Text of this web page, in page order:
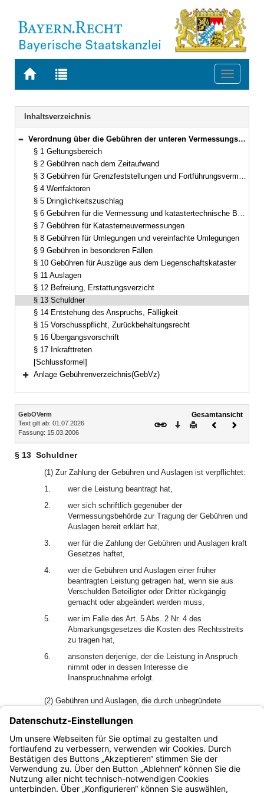
Zur
BAYERN.RECHT
Zur
letzten
Suche
Toggle
Navigation
Inhaltsverzeichnis
Bereich reduzieren
Verordnung über die Gebühren der unteren Vermessungsbehörden (GebOVerm) Vom 15. März 2006 (GVBl. S. 160) BayRS 2013-2-9-F (§§ 1–17)
§ 1 Geltungsbereich
§ 2 Gebühren nach dem Zeitaufwand
§ 3 Gebühren für Grenzfeststellungen und Fortführungsvermessungen (ohne Gebäudeveränderungen)
§ 4 Wertfaktoren
§ 5 Dringlichkeitszuschlag
§ 6 Gebühren für die Vermessung und katastertechnische Behandlung von Gebäudeveränderungen
§ 7 Gebühren für Katasterneuvermessungen
§ 8 Gebühren für Umlegungen und vereinfachte Umlegungen
§ 9 Gebühren in besonderen Fällen
§ 10 Gebühren für Auszüge aus dem Liegenschaftskataster
§ 11 Auslagen
§ 12 Befreiung, Erstattungsverzicht
§ 13 Schuldner
§ 14 Entstehung des Anspruchs, Fälligkeit
§ 15 Vorschusspflicht, Zurückbehaltungsrecht
§ 16 Übergangsvorschrift
§ 17 Inkrafttreten
[Schlussformel]
Anlage Gebührenverzeichnis(GebVz)
Inhalt
GebOVerm
Text gilt ab: 01.07.2026
Fassung: 15.03.2006
Gesamtansicht
Download
DruckenVorheriges
§ 13 Schuldner
(1) Zur Zahlung der Gebühren und Auslagen ist verpflichtet:
1.
wer die Leistung beantragt hat,
2.
wer sich schriftlich gegenüber der
Vermessungsbehörde zur Tragung der Gebühren und
Auslagen bereit erklärt hat,
3.
wer für die Zahlung der Gebühren und Auslagen kraft
Gesetzes haftet,
4.
wer die Gebühren und Auslagen einer früher
beantragten Leistung getragen hat, wenn sie aus
Verschulden Beteiligter oder Dritter rückgängig
gemacht oder abgeändert werden muss,
5.
wer im Falle des Art. 5 Abs. 2 Nr. 4 des
Abmarkungsgesetzes die Kosten des Rechtsstreits
zu tragen hat,
6.
ansonsten derjenige, der die Leistung in Anspruch
nimmt oder in dessen Interesse die
Inanspruchnahme erfolgt.
(2) Gebühren und Auslagen, die durch unbegründete
eines Beteiligten oder Dritten entstanden sind, können
diesem auferlegt werden.
(3) Mehrere Schuldner haften als Gesamtschuldner.
Bayern.de